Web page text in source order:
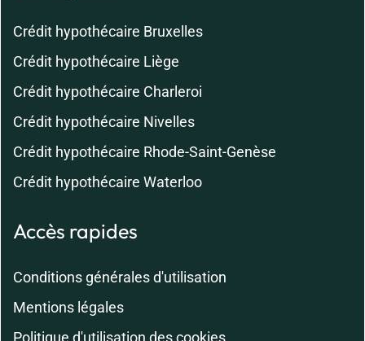
Crédit hypothécaire Bruxelles
Crédit hypothécaire Liège
Crédit hypothécaire Charleroi
Crédit hypothécaire Nivelles
Crédit hypothécaire Rhode-Saint-Genèse
Crédit hypothécaire Waterloo
Accès rapides
Conditions générales d'utilisation
Mentions légales